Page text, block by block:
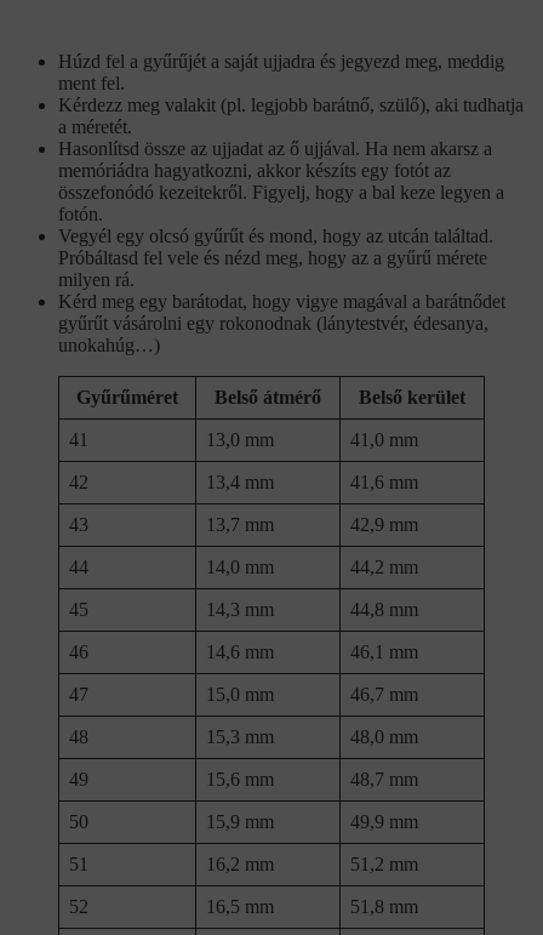
Húzd fel a gyűrűjét a saját ujjadra és jegyezd meg, meddig
ment fel.
Kérdezz meg valakit (pl. legjobb barátnő, szülő), aki tudhatja
a méretét.
Hasonlítsd össze az ujjadat az ő ujjával. Ha nem akarsz a
memóriádra hagyatkozni, akkor készíts egy fotót az
összefonódó kezeitekről. Figyelj, hogy a bal keze legyen a
fotón.
Vegyél egy olcsó gyűrűt és mond, hogy az utcán találtad.
Próbáltasd fel vele és nézd meg, hogy az a gyűrű mérete
milyen rá.
Kérd meg egy barátodat, hogy vigye magával a barátnődet
gyűrűt vásárolni egy rokonodnak (lánytestvér, édesanya,
unokahúg…)
Gyűrűméret Belső átmérő Belső kerület
41 13,0 mm 41,0 mm
42 13,4 mm 41,6 mm
43 13,7 mm 42,9 mm
44 14,0 mm 44,2 mm
45 14,3 mm 44,8 mm
46 14,6 mm 46,1 mm
47 15,0 mm 46,7 mm
48 15,3 mm 48,0 mm
49 15,6 mm 48,7 mm
50 15,9 mm 49,9 mm
51 16,2 mm 51,2 mm
52 16,5 mm 51,8 mm